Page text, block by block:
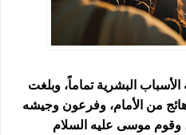
البشرية تماماً، وبلغت
من الأمام، وفرعون وجيشه
وقوم موسى عليه السلام